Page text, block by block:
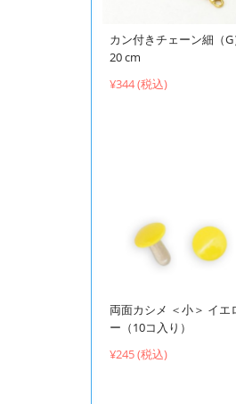
カン付きチェーン細（G
20 cm
¥344 (税込)
両面カシメ ＜小＞ イエ
ー（10コ入り）
¥245 (税込)